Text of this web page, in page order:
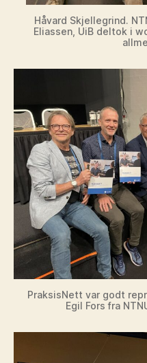
Håvard Skjellegrind.
Eliassen, UiB deltok i
PraksisNett var godt
Egil Fors fra